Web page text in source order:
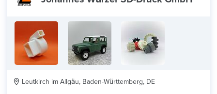
Leutkirch im Allgäu, Baden-Württemberg, DE